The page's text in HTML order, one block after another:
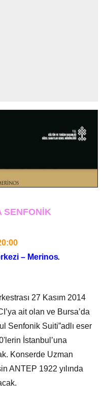
SENFONİK
– Merinos
27 Kasım 2014
ait olan ve Bursa’da
Senfonik Suiti”adlı eser
İstanbul’una
Konserde Uzman
ANTEP 1922 yılında